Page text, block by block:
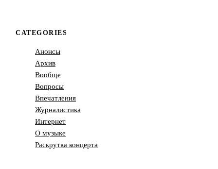
CATEGORIES
Анонсы
Архив
Вообще
Вопросы
Впечатления
Журналистика
Интернет
О музыке
Раскрутка концерта